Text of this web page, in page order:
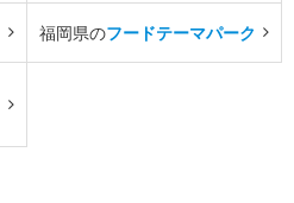
福岡県のフードテーマパーク